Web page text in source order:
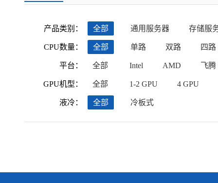
产品类别：
CPU数量：
平台：
GPU机型：
液冷：
全部 通用服务器 存储服
全部 单路 双路 四路
全部 Intel AMD 飞腾
全部 1-2 GPU 4 GPU
全部 冷板式